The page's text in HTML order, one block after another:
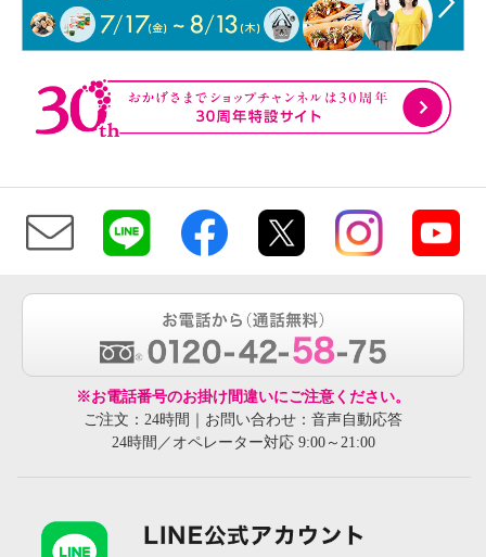
※お電話番号のお掛け間違いにご注意ください。
ご注文：24時間｜お問い合わせ：音声自動応答
24時間／オペレーター対応 9:00～21:00